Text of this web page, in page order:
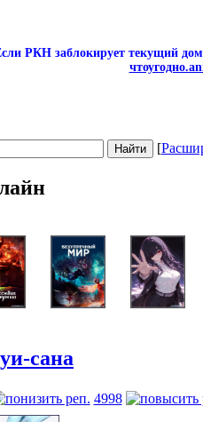
РКН заблокирует текущий
[
сана
4998